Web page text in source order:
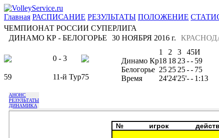
Главная РАСПИСАНИЕ РЕЗУЛЬТАТЫ ПОЛОЖЕНИЕ
ЧЕМПИОНАТ РОССИИ СУПЕРЛИГА
ДИНАМО КР - БЕЛОГОРЬЕ
30 НОЯБРЯ 2016 г.
0 - 3
59 11-й Тур75
1 2 3 45И
Динамо Кр18 18 23-- 59
Белогорье 25 25 25-- 75
Время
24'24'25'-- 1:13
АНОНС
РЕЗУЛЬТАТЫ
ДИНАМИКА
№ игрок